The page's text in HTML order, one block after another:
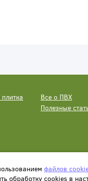
Все о ПВХ
Полезные
файлов
обработку сookies в